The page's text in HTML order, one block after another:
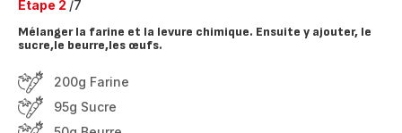
Etape 2 /7
Mélanger la farine et la levure chimique. Ensuite y ajouter, le
sucre,le beurre,les œufs.
200g Farine
95g Sucre